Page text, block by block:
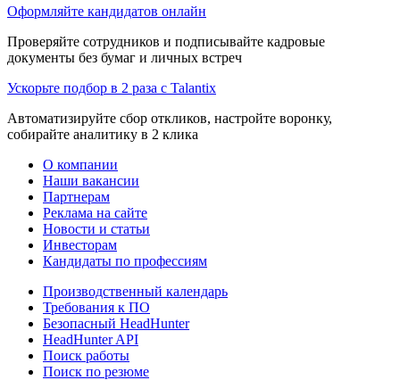
Оформляйте кандидатов онлайн
Проверяйте сотрудников и подписывайте кадровые
документы без бумаг и личных встреч
Ускорьте подбор в 2 раза с Talantix
Автоматизируйте сбор откликов, настройте воронку,
собирайте аналитику в 2 клика
О компании
Наши вакансии
Партнерам
Реклама на сайте
Новости и статьи
Инвесторам
Кандидаты по профессиям
Производственный календарь
Требования к ПО
Безопасный HeadHunter
HeadHunter API
Поиск работы
Поиск по резюме